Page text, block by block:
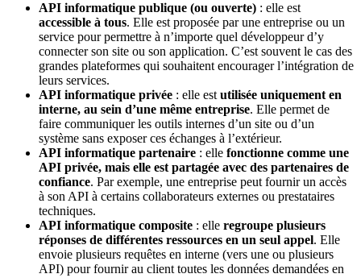
API informatique publique (ou ouverte) : elle est
accessible à tous. Elle est proposée par une entreprise ou un
service pour permettre à n’importe quel développeur d’y
connecter son site ou son application. C’est souvent le cas des
grandes plateformes qui souhaitent encourager l’intégration de
leurs services.
API informatique privée : elle est utilisée uniquement en
interne, au sein d’une même entreprise. Elle permet de
faire communiquer les outils internes d’un site ou d’un
système sans exposer ces échanges à l’extérieur.
API informatique partenaire : elle fonctionne comme une
API privée, mais elle est partagée avec des partenaires de
confiance. Par exemple, une entreprise peut fournir un accès
à son API à certains collaborateurs externes ou prestataires
techniques.
API informatique composite : elle regroupe plusieurs
réponses de différentes ressources en un seul appel. Elle
envoie plusieurs requêtes en interne (vers une ou plusieurs
API) pour fournir au client toutes les données demandées en